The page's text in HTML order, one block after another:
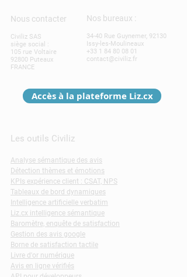
Nous contacter
Civiliz SAS
siège social :
105 rue Voltaire
92800 Puteaux
FRANCE
Nos bureaux :
34-40 Rue Guynemer, 92130
Issy-les-Moulineaux
+33 1 84 80 08 01
contact@civiliz.fr
Accès à la plateforme Liz.cx
Les outils Civiliz
Analyse sémantique des avis
Détection thèmes et émotions
KPIs expérience client : CSAT, NPS
Tableaux de bord dynamiques
Intelligence artificielle verbatim
Liz.cx intelligence sémantique
Baromètre, enquête de satisfaction
Gestion des avis google
Borne de satisfaction tactile
Livre d'or numérique
Avis en ligne vérifiés